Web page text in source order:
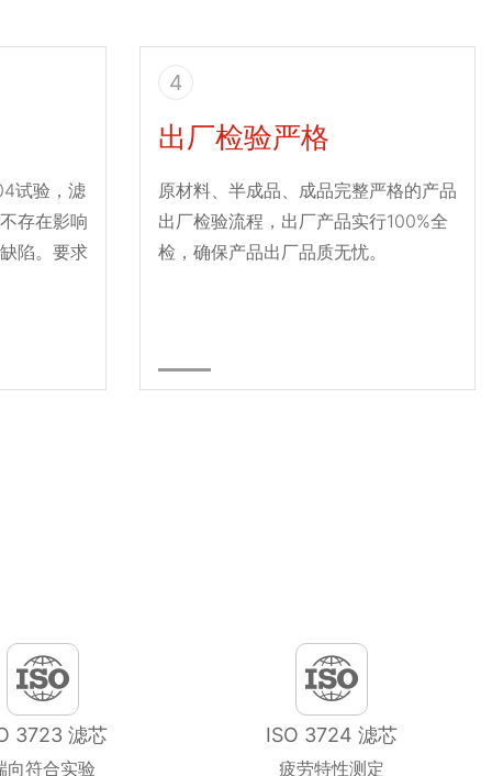
试验，滤
存在影响
陷。要求
4
出厂检验严格
原材料、半成品、成品完整严格的产品
出厂检验流程，出厂产品实行100%全
检，确保产品出厂品质无忧。
3723 滤芯
向符合实验
ISO 3724 滤芯
疲劳特性测定